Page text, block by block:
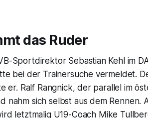
das Ruder
Sportdirektor Sebastian Kehl im
bei der Trainersuche vermeldet.
er. Ralf Rangnick, der parallel im
nahm sich selbst aus dem Rennen.
letztmalig U19-Coach Mike